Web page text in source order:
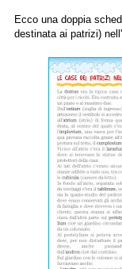
Ecco una doppia
destinata ai patrizi)